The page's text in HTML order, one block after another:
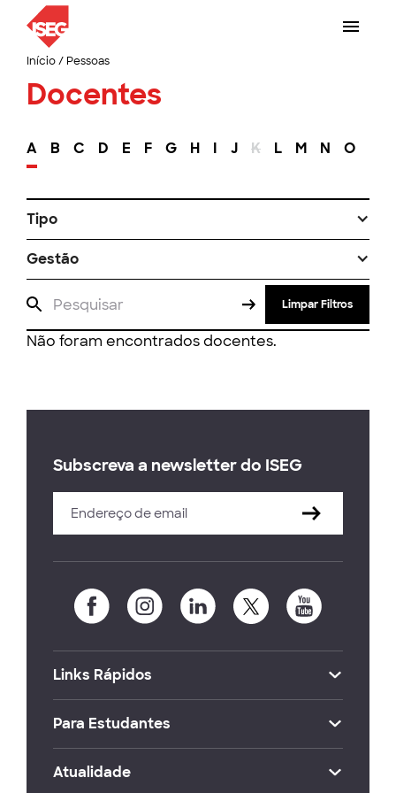
Início/ Pessoas
Docentes
A B C D E F G H I J K L M N O
Tipo
Gestão
Limpar Filtros
Não foram encontrados docentes.
Subscreva a newsletter do ISEG
Links Rápidos
Para Estudantes
Atualidade